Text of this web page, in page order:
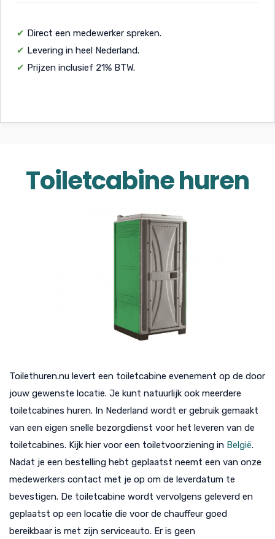
✔ Direct een medewerker spreken.
✔ Levering in heel Nederland.
✔ Prijzen inclusief 21% BTW.
Toiletcabine huren
Toilethuren.nu levert een toiletcabine evenement op de door
jouw gewenste locatie. Je kunt natuurlijk ook meerdere
toiletcabines huren. In Nederland wordt er gebruik gemaakt
van een eigen snelle bezorgdienst voor het leveren van de
toiletcabines. Kijk hier voor een toiletvoorziening in België.
Nadat je een bestelling hebt geplaatst neemt een van onze
medewerkers contact met je op om de leverdatum te
bevestigen. De toiletcabine wordt vervolgens geleverd en
geplaatst op een locatie die voor de chauffeur goed
bereikbaar is met zijn serviceauto. Er is geen